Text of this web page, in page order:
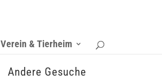
Verein & Tierheim
Andere Gesuche